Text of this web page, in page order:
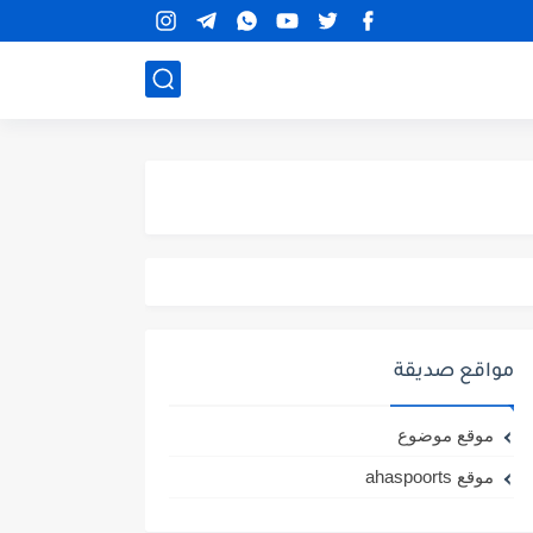
مواقع صديقة
موقع موضوع
موقع ahaspoorts